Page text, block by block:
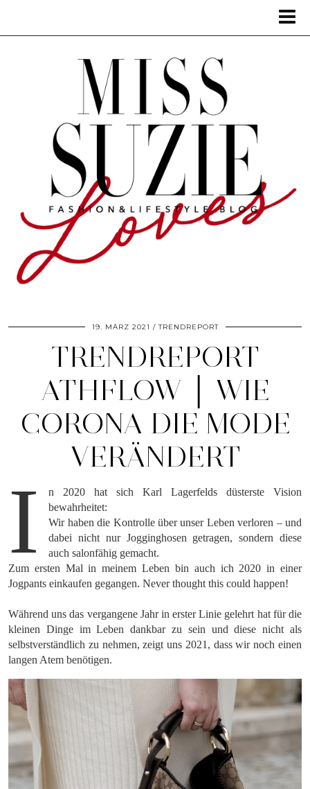
19. MÄRZ 2021 TRENDREPORT
TRENDREPORT
ATHFLOW │ WIE
CORONA DIE MODE
VERÄNDERT
I
n 2020 hat sich Karl Lagerfelds düsterste Vision
bewahrheitet:
Wir haben die Kontrolle über unser Leben verloren – und
dabei nicht nur Jogginghosen getragen, sondern diese
auch salonfähig gemacht.
Zum ersten Mal in meinem Leben bin auch ich 2020 in einer
Jogpants einkaufen gegangen. Never thought this could happen!
Während uns das vergangene Jahr in erster Linie gelehrt hat für die
kleinen Dinge im Leben dankbar zu sein und diese nicht als
selbstverständlich zu nehmen, zeigt uns 2021, dass wir noch einen
langen Atem benötigen.